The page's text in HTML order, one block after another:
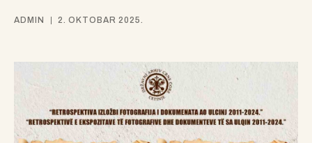
ADMIN 2. OKTOBAR 2025.